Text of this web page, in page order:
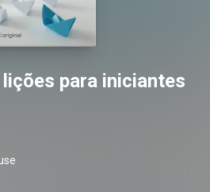
para iniciantes